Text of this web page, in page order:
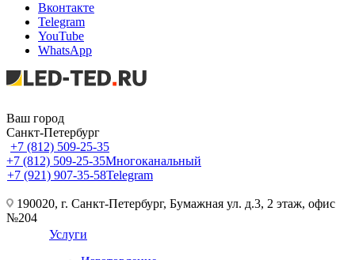
Вконтакте
Telegram
YouTube
WhatsApp
Ваш город
Санкт-Петербург
+7 (812) 509-25-35
+7 (812) 509-25-35Многоканальный
+7 (921) 907-35-58Telegram
190020, г. Санкт-Петербург, Бумажная ул. д.3, 2 этаж, офис
№204
Услуги